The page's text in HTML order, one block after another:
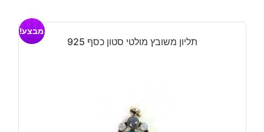
תליון משובץ מולטי סטון כסף 925
מבצע!